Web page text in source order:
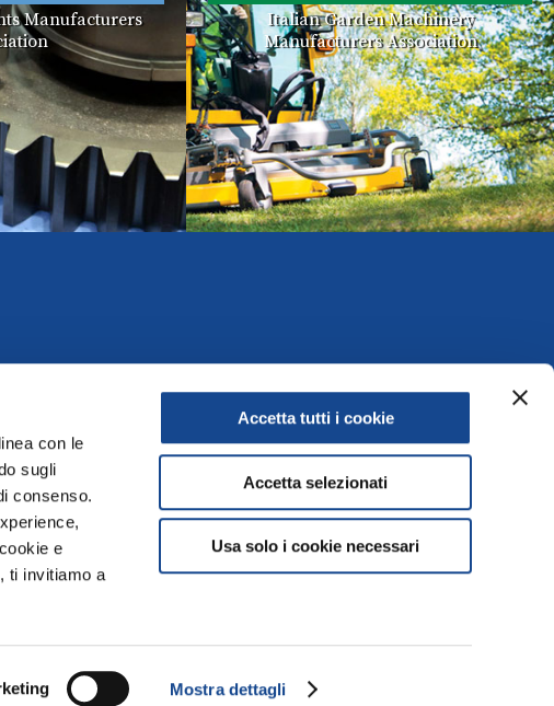
con le
sugli
consenso.
e
ti invitiamo a
Mostra dettagli
Accetta tutti i cookie
Accetta selezionati
Usa solo i cookie necessari
Manufacturers
Italian Garden Machinery
Manufacturers Association
Offices